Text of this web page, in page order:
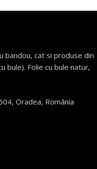
bandou, cat si produse din
bule). Folie cu bule natur,
Oradea, România